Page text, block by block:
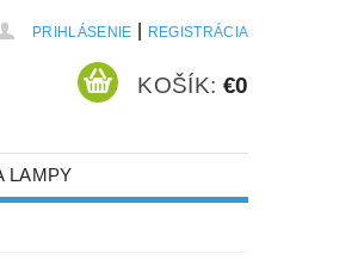
PRIHLÁSENIE REGISTRÁCIA
KOŠÍK: €0
LAMPY